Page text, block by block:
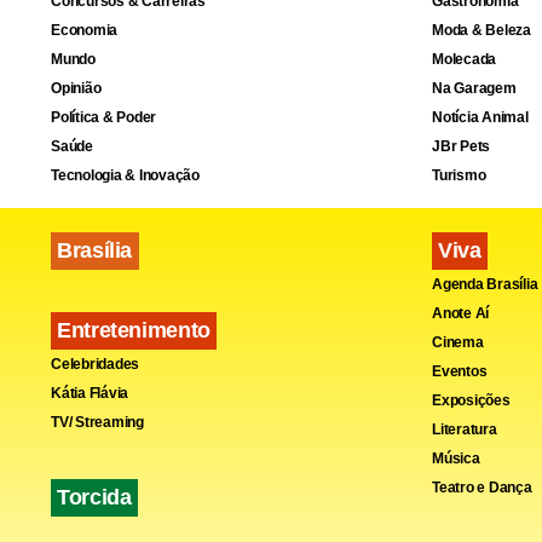
em 2012
prefeito,
Gaudêncio
chapa do
Economia
Mundo
Opinião
Política & Poder
Saúde
Tecnologia & Inovação
Brasília
Entretenimento
Celebridades
Kátia Flávia
TV/ Streaming
Torcida
Moda & Beleza
Molecada
Na Garagem
Notícia Animal
JBr Pets
Turismo
Viva
Agenda Brasília
Anote Aí
Cinema
Eventos
Exposições
Literatura
Música
Teatro e Dança